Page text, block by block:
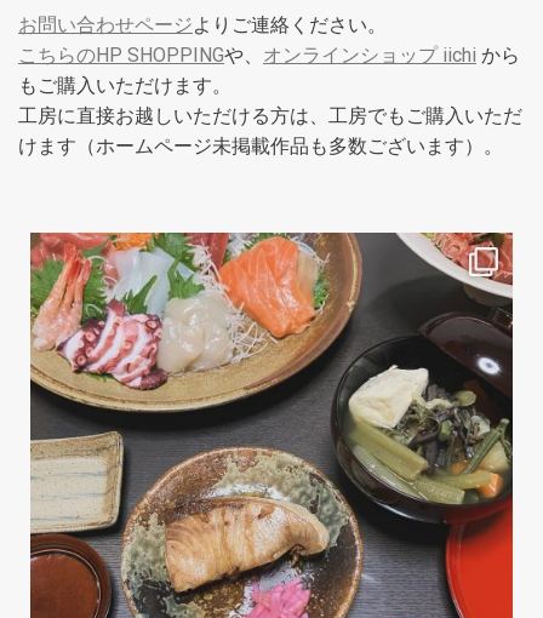
お問い合わせページよりご連絡ください。
こちらのHP SHOPPINGや、 オンラインショップ iichi から
もご購入いただけます。
工房に直接お越しいただける方は、工房でもご購入いただ
けます（ホームページ未掲載作品も多数ございます）。